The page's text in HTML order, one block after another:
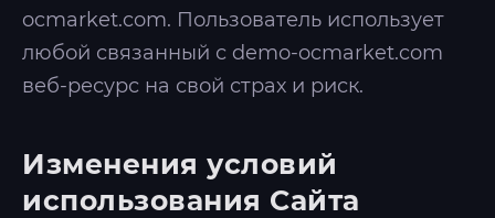
ocmarket.com. Пользователь использует
любой связанный с demo-ocmarket.com
веб-ресурс на свой страх и риск.
Изменения условий
использования Сайта